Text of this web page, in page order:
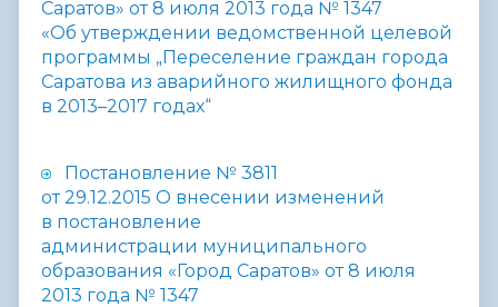
Саратов» от 8 июля 2013 года № 1347
«Об утверждении ведомственной целевой
программы „Переселение граждан города
Саратова из аварийного жилищного фонда
в 2013–2017 годах“
Постановление № 3811
от 29.12.2015 О внесении изменений
в постановление
администрации муниципального
образования «Город Саратов» от 8 июля
2013 года № 1347